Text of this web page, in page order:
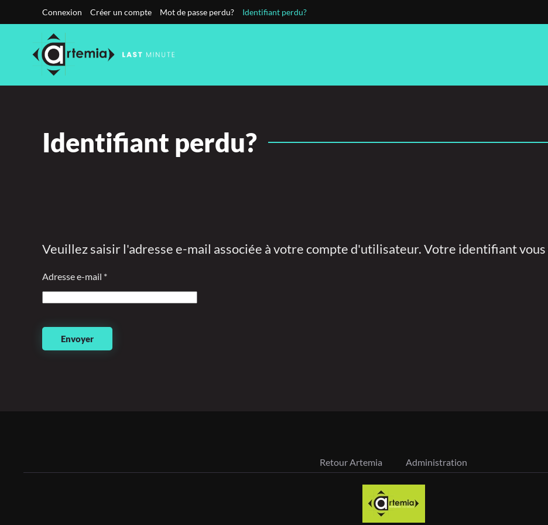
Accéder au contenu principal
Connexion Créer un compte Mot de passe perdu? Identifiant perdu?
Identifiant perdu?
Veuillez saisir l'adresse e-mail associée à votre compte d'utilisateur. Votre identifiant vous
Adresse e-mail *
Envoyer
Retour Artemia Administration